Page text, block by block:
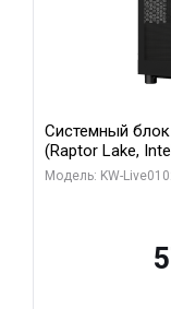
Системный блок
(Raptor Lake,
модуля)/ Afox
Модель: KW-